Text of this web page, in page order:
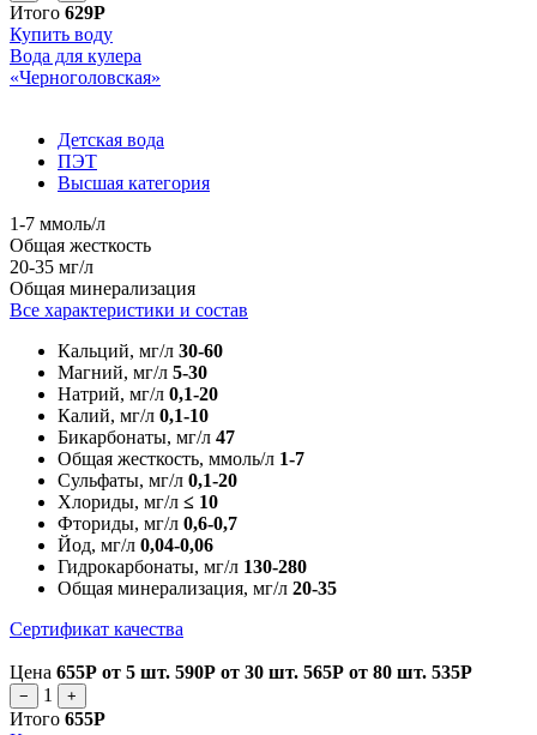
Итого 629Р
Купить воду
Вода для кулера
«Черноголовская»
Детская вода
ПЭТ
Высшая категория
1-7 ммоль/л
Общая жесткость
20-35 мг/л
Общая минерализация
Все характеристики и состав
Кальций, мг/л 30-60
Магний, мг/л 5-30
Натрий, мг/л 0,1-20
Калий, мг/л 0,1-10
Бикарбонаты, мг/л 47
Общая жесткость, ммоль/л 1-7
Сульфаты, мг/л 0,1-20
Хлориды, мг/л ≤ 10
Фториды, мг/л 0,6-0,7
Йод, мг/л 0,04-0,06
Гидрокарбонаты, мг/л 130-280
Общая минерализация, мг/л 20-35
Сертификат качества
Цена 655Р от 5 шт. 590Р от 30 шт. 565Р от 80 шт. 535Р
− 1 +
Итого 655Р